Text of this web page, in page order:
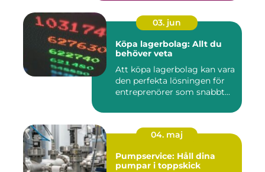
03. jun
Köpa lagerbolag: Allt du
behöver veta
Att köpa lagerbolag kan vara
den perfekta lösningen för
entreprenörer som snabbt...
04. maj
Pumpservice: Håll dina
pumpar i toppskick